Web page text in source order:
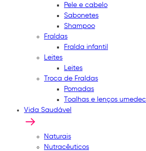
Pele e cabelo
Sabonetes
Shampoo
Fraldas
Fralda infantil
Leites
Leites
Troca de Fraldas
Pomadas
Toalhas e lenços
Vida Saudável
Naturais
Nutracêuticos